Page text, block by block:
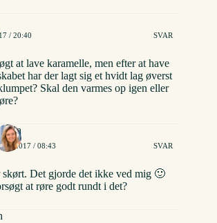
/ 20:40 SVAR
at lave karamelle, men efter at have
har der lagt sig et hvidt lag øverst
Skal den varmes op igen eller
06/2017 / 08:43 SVAR
Det gjorde det ikke ved mig 🙂
at røre godt rundt i det?